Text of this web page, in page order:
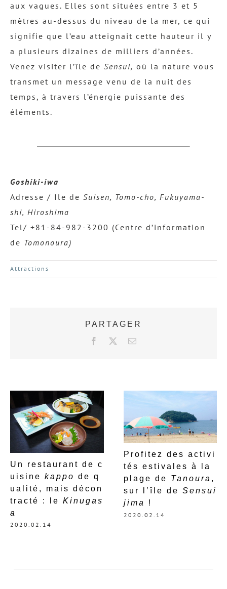
aux vagues. Elles sont situées entre 3 et 5
mètres au-dessus du niveau de la mer, ce qui
signifie que l’eau atteignait cette hauteur il y
a plusieurs dizaines de milliers d’années.
Venez visiter l’île de Sensui, où la nature vous
transmet un message venu de la nuit des
temps, à travers l’énergie puissante des
éléments.
Goshiki-iwa
Adresse / Ile de Suisen, Tomo-cho, Fukuyama-
shi, Hiroshima
Tel/ +81-84-982-3200 (Centre d’information
de Tomonoura)
Attractions
PARTAGER
o
Un restaurant de c
uisine kappo de q
ualité, mais décon
tracté : le Kinugas
a
2020.02.14
Profitez des activi
tés estivales à la
plage de Tanoura ,
sur l’île de Sensui
jima
!
2020.02.14